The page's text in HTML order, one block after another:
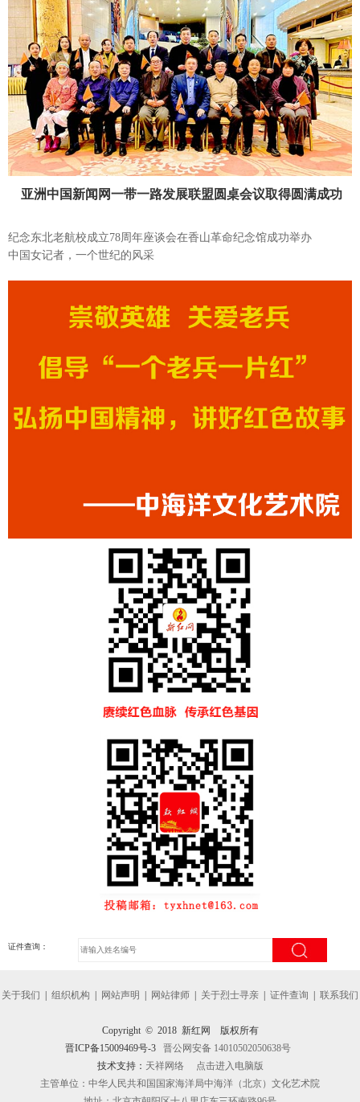
亚洲中国新闻网一带一路发展联盟圆桌会议取得圆满成功
纪念东北老航校成立78周年座谈会在香山革命纪念馆成功举办
中国女记者，一个世纪的风采
证件查询：
关于我们 | 组织机构 | 网站声明 | 网站律师 | 关于烈士寻亲 | 证件查询 | 联系我们
Copyright © 2018 新红网 版权所有
晋ICP备15009469号-3 晋公网安备 14010502050638号
技术支持： 天祥网络
点击进入电脑版
主管单位：中华人民共和国国家海洋局中海洋（北京）文化艺术院